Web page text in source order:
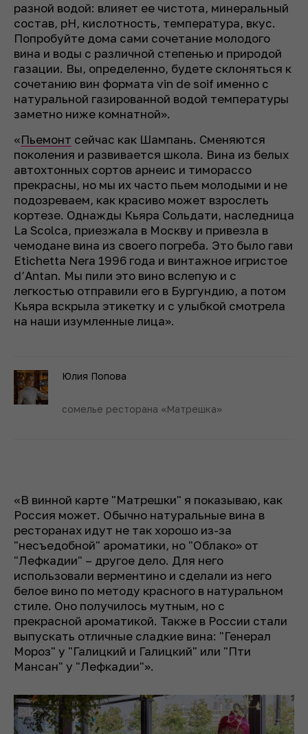
разной водой: влияет ее чистота, минеральный
состав, pH, кислотность, температура, вкус.
Попробуйте дома сами сочетание молодого
вина и воды с различной степенью и природой
газации. Вы, определенно, будете склоняться к
сочетанию вин формата vin de soif именно с
натуральной газированной водой температуры
заметно ниже комнатной».
«Пьемонт сейчас как Шампань. Сменяются
поколения и развивается школа. Вина из белых
автохтонных сортов арнеис и тиморассо
прекрасны, но мы их часто пьем молодыми и не
подозреваем, как красиво может взрослеть
кортезе. Однажды Кьяра Сольдати, наследница
La Scolca, приезжала в Москву и привезла в
чемодане вина из своего погреба. Это было гави
Etichetta Nera 1996 года и винтажное игристое
d’Antan. Мы пили это вино вслепую и с
легкостью отправили его в Бургундию, а потом
Кьяра вскрыла этикетку и с улыбкой смотрела
на наши изумленные лица».
Юлия Попова
сомелье ресторана «Матрешка»
«В винной карте "Матрешки" я показываю, как
Россия может. Обычно натуральные вина в
ресторанах идут не так хорошо из-за
"несъедобной" ароматики, но "Облако» от
"Лефкадии" – другое дело. Для него
использовали верментино и сделали из него
белое вино по методу красного в натуральном
стиле. Оно получилось мутным, но с
прекрасной ароматикой. Также в России стали
выпускать отличные сладкие вина: "Генерал
Мороз" у "Галицкий и Галицкий" или "Пти
Мансан" у "Лефкадии"».